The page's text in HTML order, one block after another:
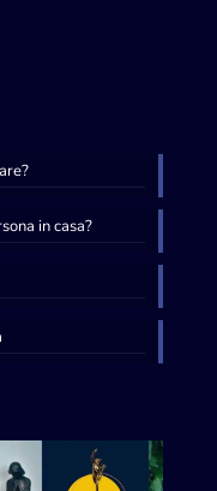
in casa?